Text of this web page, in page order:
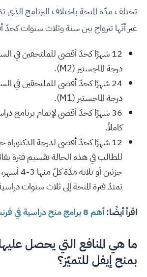
تختلف مدّة المنحة باختلاف البرنامج الذي
غير أنّها تترواح بين سنة وثلاث سنوات كحدّ
12 شهرًا كحدّ أقصى للملتحقين في
درجة الماجستير (M2).
24 شهرًا كحدّ أقصى للملتحقين في
درجة الماجستير (M1).
36 شهرًا كحدّ أقصى لإتمام برنامج
كاملاً.
12 شهرًا كحدّ أقصى لدرجة
للطالب في هذه الحالة تقسيم فترة
جزئين أو
تمتدّ فترة المنحة إلى ثلاث سنوات
اقرأ أيضًا:أهم 8 برامج منح دراسية في فرنسا
ما هي المنافع التي يحصل
بمنح إيفل للتميّز؟